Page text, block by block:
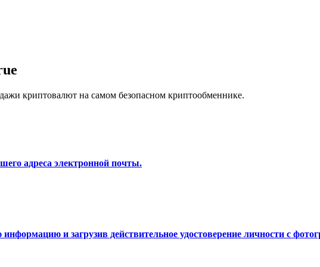
за копи-трейдинг
и т. д.
криптовалют на самом безопасном криптообменнике.
адреса электронной почты.
и загрузив действительное удостоверение личности с